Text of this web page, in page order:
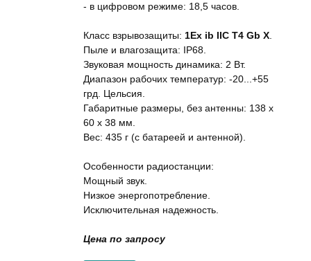
- в цифровом режиме: 18,5 часов.
Класс взрывозащиты: 1Ex ib IIC T4 Gb Х
Пыле и влагозащита: IP68.
Звуковая мощность динамика: 2 Вт.
Диапазон рабочих температур: -20...+55
грд. Цельсия.
Габаритные размеры, без антенны: 138 x
60 x 38 мм.
Вес: 435 г (с батареей и антенной).
Особенности радиостанции:
Мощный звук.
Низкое энергопотребление.
Исключительная надежность.
Цена по запросу